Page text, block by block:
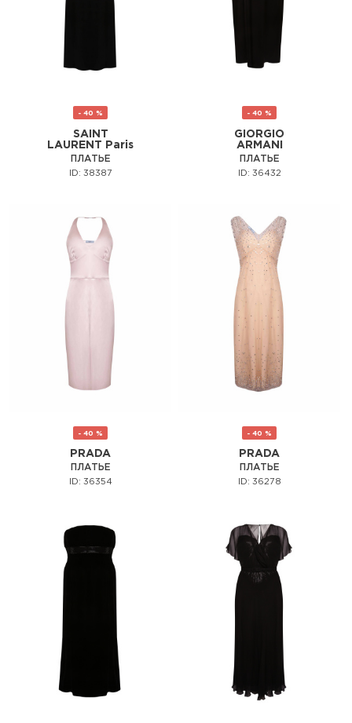
- 40 %
SAINT
LAURENT Paris
ПЛАТЬЕ
ID: 38387
- 40 %
GIORGIO
ARMANI
ПЛАТЬЕ
ID: 36432
- 40 %
PRADA
ПЛАТЬЕ
ID: 36354
- 40 %
PRADA
ПЛАТЬЕ
ID: 36278